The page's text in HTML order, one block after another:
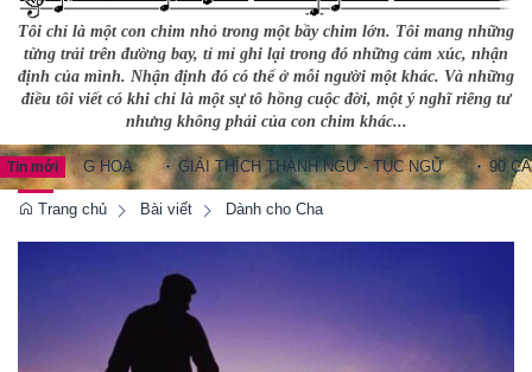
Tôi chỉ là một con chim nhỏ trong một bầy chim lớn. Tôi mang những
từng trải trên đường bay, tỉ mỉ ghi lại trong đó những cảm xúc, nhận
định của mình. Nhận định đó có thể ở mỗi người một khác. Và những
điều tôi viết có khi chỉ là một sự tô hồng cuộc đời, một ý nghĩ riêng tư
nhưng không phải của con chim khác...
Tin mới
TRUNG HOA GIẢI THÍCH THÀNH NGỮ - TỤC NGỮ 90 CÂU
Trang chủ Bài viết Dành cho Cha